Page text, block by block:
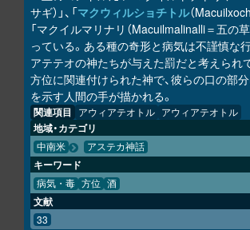
サギ）」、「マクウィルショチトル（
「マクイルマリナリ（Macuilmalinalli＝五の草
っている。ある種の奇形と病気は不謹慎な
アテテオの神たちが与えた罰だと考えられ
方位に関連付けられた神で、彼らの口の部
を示す人間の手が描かれる。
関連項目 アウィアテオトル アウィアテオトル
地域・カテゴリ
中南米 アステカ神話
キーワード
病気・毒 方位 酒
文献
33